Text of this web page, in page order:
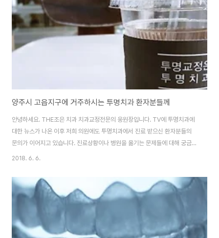
상담해 드리겠습니다. 그러면, 무더운 여름 잘 견디시구요. 언제나 여러분 곁에
있는 교정전문의..
양주시 고읍지구에 거주하시는 투명치과 환자분들께
안녕하세요. THE조은 치과 치과교정전문의 웅원장입니다. TV에 투명치과에
대한 뉴스가 나온 이후 저희 의원에도 투명치과에서 진료 받으신 환자분들의
문의가 이어지고 있습니다. 진료상황이나 병원을 옮기는 문제들에 대해 궁금하
신 분들은 내원해 주시면 제가 아는 한 자세히 설명해 드리겠습니다. 아무쪼록
2018. 6. 6.